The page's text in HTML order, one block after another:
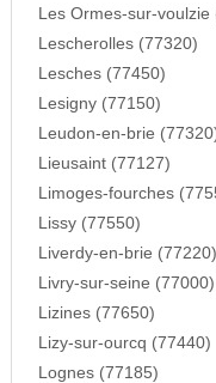
Les Ormes-sur-voulzie
Lescherolles (77320)
Lesches (77450)
Lesigny (77150)
Leudon-en-brie
Lieusaint (77127)
Limoges-fourches
Lissy (77550)
Liverdy-en-brie (77220)
Livry-sur-seine (77000)
Lizines (77650)
Lizy-sur-ourcq (77440)
Lognes (77185)